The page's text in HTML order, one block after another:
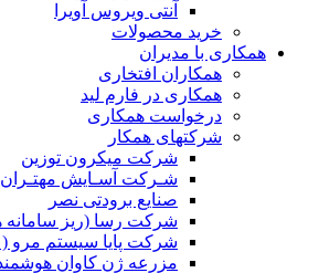
آنتی ویروس آویرا
خرید محصولات
همکاری با مدیران
همکاران افتخاری
همکاری در فارم لید
درخواست همکاری
شرکتهای همکار
شرکت میکرون توزین
شـرکت آسـایش مهتـران
صنایع برودتی نصر
شرکت رسا (ریز سامانه
شرکت پایا سیستم مرو
مزرعه ژن کاوان